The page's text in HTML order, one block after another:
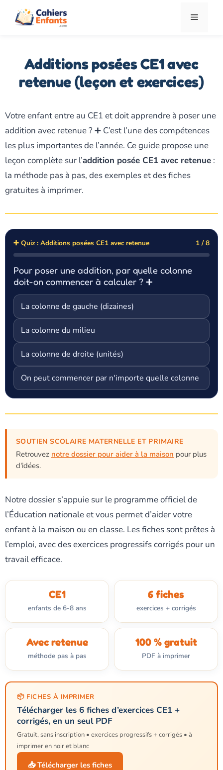
Menu
Additions posées CE1 avec
retenue (leçon et exercices)
Votre enfant entre au CE1 et doit apprendre à poser une
addition avec retenue ? ➕ C’est l’une des compétences
les plus importantes de l’année. Ce guide propose une
leçon complète sur l’addition posée CE1 avec retenue :
la méthode pas à pas, des exemples et des fiches
gratuites à imprimer.
➕ Quiz : Additions posées CE1 avec retenue 1 / 8
Pour poser une addition, par quelle colonne
doit-on commencer à calculer ? ➕
La colonne de gauche (dizaines)
La colonne du milieu
La colonne de droite (unités)
On peut commencer par n'importe quelle colonne
SOUTIEN SCOLAIRE MATERNELLE ET PRIMAIRE
Retrouvez notre dossier pour aider à la maison pour plus
d'idées.
Notre dossier s’appuie sur le programme officiel de
l’Éducation nationale et vous permet d’aider votre
enfant à la maison ou en classe. Les fiches sont prêtes à
l’emploi, avec des exercices progressifs corrigés pour un
travail efficace.
CE1
enfants de 6-8 ans
6 fiches
exercices + corrigés
Avec retenue
méthode pas à pas
100 % gratuit
PDF à imprimer
📦 FICHES À IMPRIMER
Télécharger les 6 fiches d’exercices CE1 +
corrigés, en un seul PDF
Gratuit, sans inscription • exercices progressifs + corrigés • à
imprimer en noir et blanc
📥 Télécharger les fiches